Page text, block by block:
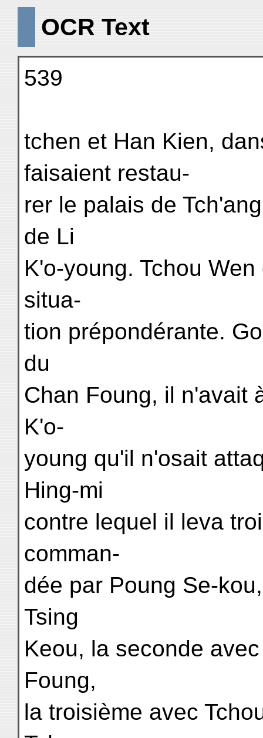
OCR Text
539
tchen et Han Kien,
faisaient restau-
rer le palais de
de Li
K'o-young. Tchou
situa-
tion prépondérante.
du
Chan Foung, il n'avait
K'o-
young qu'il n'osait
Hing-mi
contre lequel il leva
comman-
dée par Poung Se-
Tsing
Keou, la seconde
Foung,
la troisième avec